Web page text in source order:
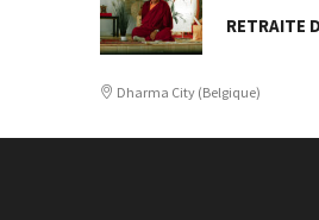
RETRAITE
Dharma City (Belgique)